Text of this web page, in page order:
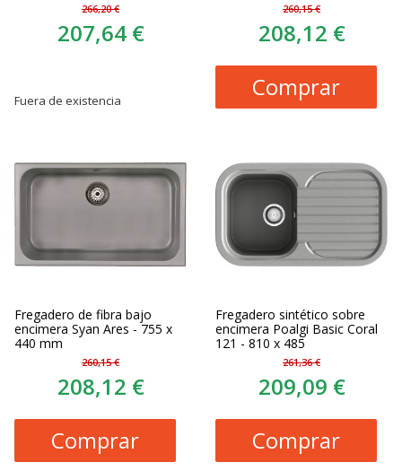
266,20 €
207,64 €
Fuera de existencia
260,15 €
208,12 €
Comprar
Fregadero de fibra bajo
encimera Syan Ares - 755 x
440 mm
260,15 €
208,12 €
Comprar
Fregadero sintético sobre
encimera Poalgi Basic Coral
121 - 810 x 485
261,36 €
209,09 €
Comprar